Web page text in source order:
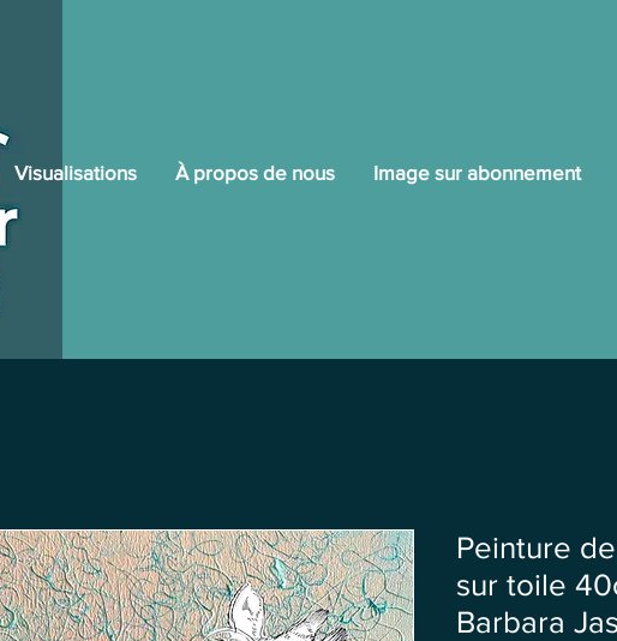
Visualisations À propos de nous Image sur abonnement
Peinture
sur toile
Barbara